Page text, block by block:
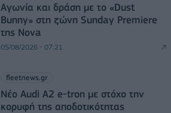
Αγωνία και δράση με το «Dust
Bunny» στη ζώνη Sunday Premiere
της Nova
05/08/2026 - 07:21
fleetnews.gr
Νέο Audi A2 e-tron με στόχο την
κορυφή της αποδοτικότητας